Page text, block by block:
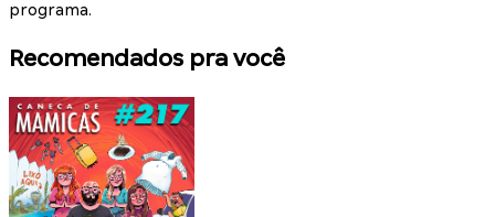
programa.
Recomendados pra você